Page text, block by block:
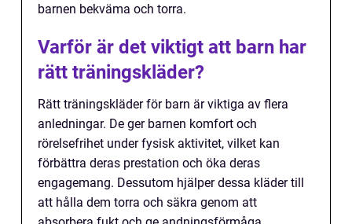
barnen bekväma och torra.
Varför är det viktigt att barn har
rätt träningskläder?
Rätt träningskläder för barn är viktiga av flera
anledningar. De ger barnen komfort och
rörelsefrihet under fysisk aktivitet, vilket kan
förbättra deras prestation och öka deras
engagemang. Dessutom hjälper dessa kläder till
att hålla dem torra och säkra genom att